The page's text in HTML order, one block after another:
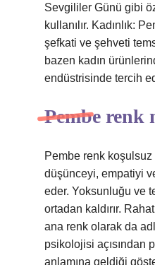
Sevgililer Günü gibi
kullanılır. Kadınlık:
şefkati ve şehveti
bazen kadın
endüstrisinde tercih
Pembe renk
Pembe renk koşulsuz
düşünceyi, empatiyi
eder. Yoksunluğu ve
ortadan kaldırır.
ana renk olarak da
psikolojisi açısından
anlamına geldiği